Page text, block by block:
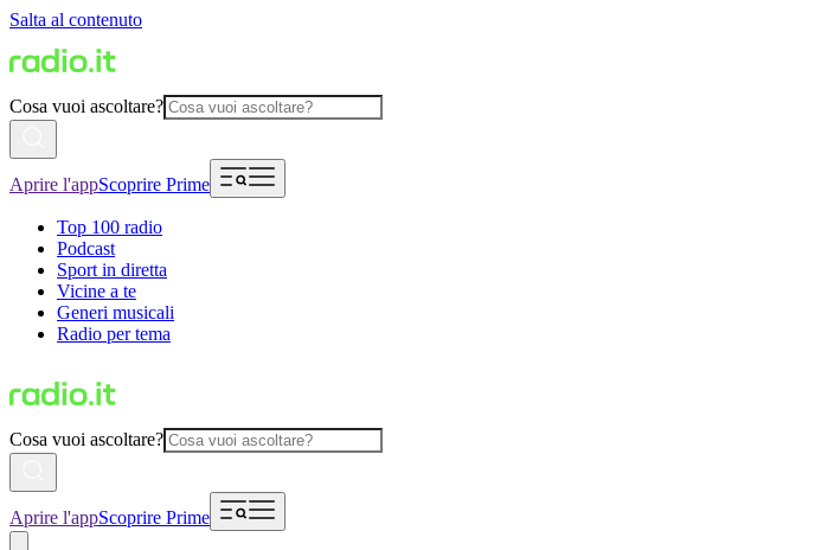
Salta al contenuto
Cosa vuoi ascoltare?
Aprire l'appScoprire Prime
Top 100 radio
Podcast
Sport in diretta
Vicine a te
Generi musicali
Radio per tema
Cosa vuoi ascoltare?
Aprire l'appScoprire Prime